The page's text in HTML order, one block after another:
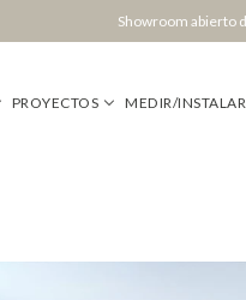
Showroom abierto
PROYECTOS MEDIR/INSTALAR